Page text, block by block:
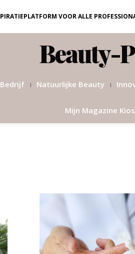
VOOR ALLE
Beauty-
Natuurlijke Beauty
Mijn Magazine